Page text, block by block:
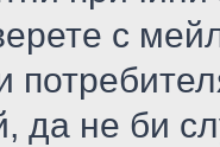
с
да не би